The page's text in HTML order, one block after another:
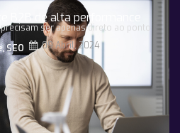
B2B de alta performance
ser apenas direto ao ponto
,SEO 09 Abril, 2024